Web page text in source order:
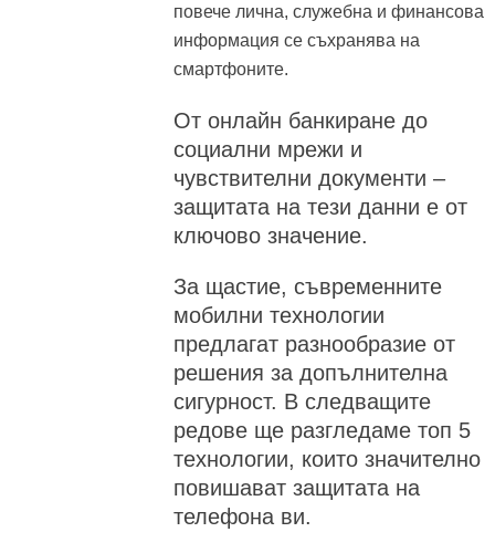
повече лична, служебна и финансова
информация се съхранява на
смартфоните.
От онлайн банкиране до
социални мрежи и
чувствителни документи –
защитата на тези данни е от
ключово значение.
За щастие, съвременните
мобилни технологии
предлагат разнообразие от
решения за допълнителна
сигурност. В следващите
редове ще разгледаме топ 5
технологии, които значително
повишават защитата на
телефона ви.